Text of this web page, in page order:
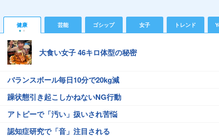
健康 芸能 ゴシップ 女子 トレンド
大食い女子 46キロ体型の秘密
バランスボール毎日10分で20kg減
躁状態引き起こしかねないNG行動
アトピーで「汚い」扱いされ苦悩
認知症研究で「音」注目される